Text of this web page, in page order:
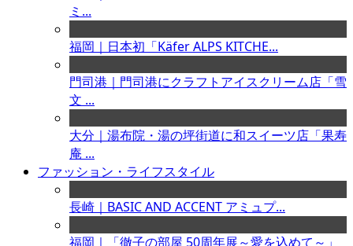
ミ...
福岡｜日本初「Käfer ALPS KITCHE...
門司港｜門司港にクラフトアイスクリーム店「雪
文 ...
大分｜湯布院・湯の坪街道に和スイーツ店「果寿
庵 ...
ファッション・ライフスタイル
長崎｜BASIC AND ACCENT アミュプ...
福岡｜「徹子の部屋 50周年展～愛を込めて～」